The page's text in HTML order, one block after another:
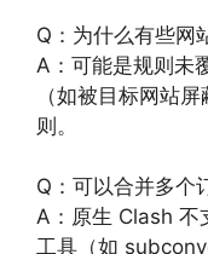
Q：为什么有些网
A：可能是规则未
（如被目标网站
则。
Q：可以合并多个
A：原生 Clash 不
工具（如